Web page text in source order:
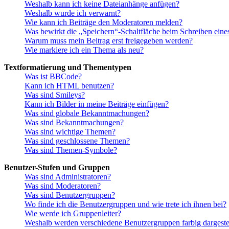
Weshalb kann ich keine Dateianhänge anfügen?
Weshalb wurde ich verwarnt?
Wie kann ich Beiträge den Moderatoren melden?
Was bewirkt die „Speichern“-Schaltfläche beim Schreiben
Warum muss mein Beitrag erst freigegeben werden?
Wie markiere ich ein Thema als neu?
Textformatierung und Thementypen
Was ist BBCode?
Kann ich HTML benutzen?
Was sind Smileys?
Kann ich Bilder in meine Beiträge einfügen?
Was sind globale Bekanntmachungen?
Was sind Bekanntmachungen?
Was sind wichtige Themen?
Was sind geschlossene Themen?
Was sind Themen-Symbole?
Benutzer-Stufen und Gruppen
Was sind Administratoren?
Was sind Moderatoren?
Was sind Benutzergruppen?
Wo finde ich die Benutzergruppen und wie trete ich ihnen bei?
Wie werde ich Gruppenleiter?
Weshalb werden verschiedene Benutzergruppen farbig